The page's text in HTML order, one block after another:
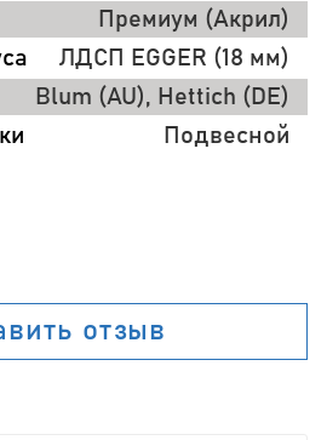
Премиум (Акрил)
ЛДСП EGGER (18 мм)
Blum (AU), Hettich (DE)
Подвесной
отзыв